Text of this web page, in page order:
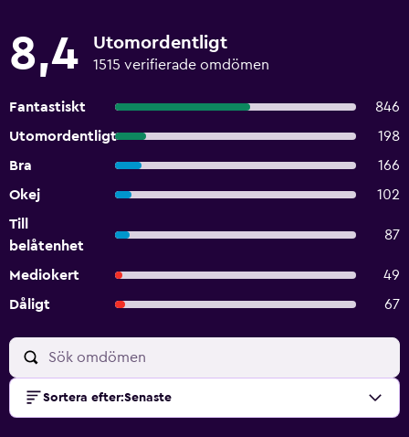
8,4 Utomordentligt
1515 verifierade omdömen
Fantastiskt
846
Utomordentligt
198
Bra
166
Okej
102
Till
belåtenhet
87
Mediokert
49
Dåligt
67
Sortera efter:Senaste